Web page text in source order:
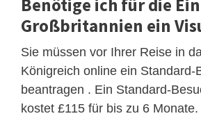
Benötige ich für die
Großbritannien ein
Sie müssen vor Ihrer Reise in
Königreich online ein Standard-
beantragen . Ein Standard-
kostet £115 für bis zu 6